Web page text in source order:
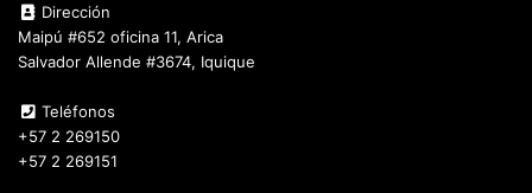
Dirección
Maipú #652 oficina 11, Arica
Salvador Allende #3674, Iquique
Teléfonos
+57 2 269150
+57 2 269151